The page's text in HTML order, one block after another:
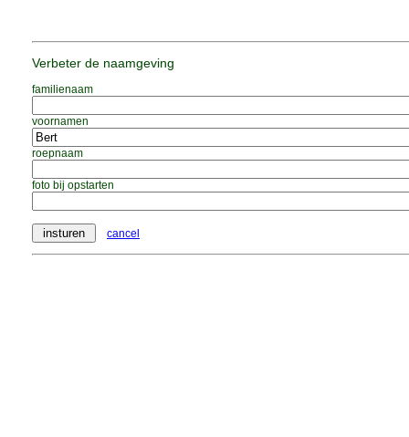
Verbeter de naamgeving
familienaam
voornamen
roepnaam
foto bij opstarten
cancel